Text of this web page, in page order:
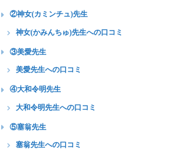
②神女(カミンチュ)先生
神女(かみんちゅ)先生への口コミ
③美愛先生
美愛先生への口コミ
④大和令明先生
大和令明先生への口コミ
⑤塞翁先生
塞翁先生への口コミ